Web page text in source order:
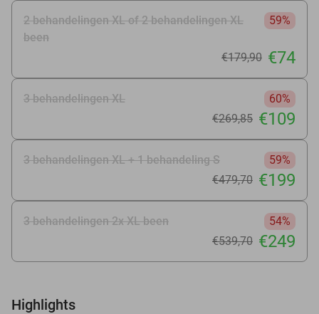
2 behandelingen XL of 2 behandelingen XL
been
59%
€179,90 €74
3 behandelingen XL
60%
€269,85 €109
3 behandelingen XL + 1 behandeling S
59%
€479,70 €199
3 behandelingen 2x XL been
54%
€539,70 €249
Highlights